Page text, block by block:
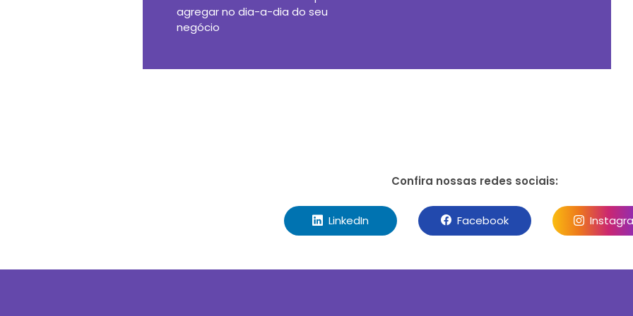
agregar no dia-a-dia do seu
negócio
Confira nossas redes sociais:
LinkedIn Facebook